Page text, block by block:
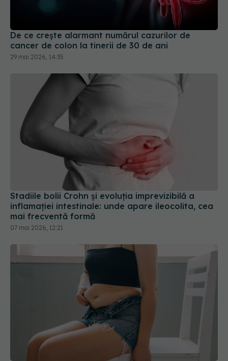
De ce crește alarmant numărul cazurilor de
cancer de colon la tinerii de 30 de ani
29 mai 2026, 14:35
Stadiile bolii Crohn și evoluția imprevizibilă a
inflamației intestinale: unde apare ileocolita, cea
mai frecventă formă
07 mai 2026, 12:21
Fibroza hepatică lovește puternic aceste femei!
Atenție dacă ai diabet sau grăsime abdominală